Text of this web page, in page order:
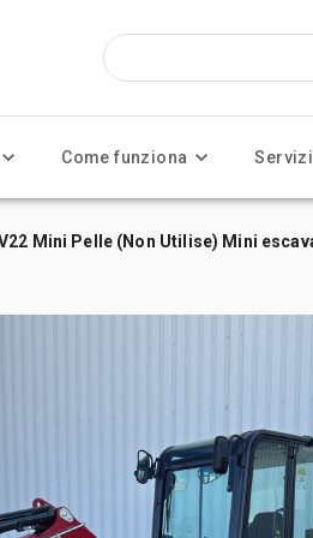
Come funziona Servizi
Mini Pelle (Non Utilise) Mini